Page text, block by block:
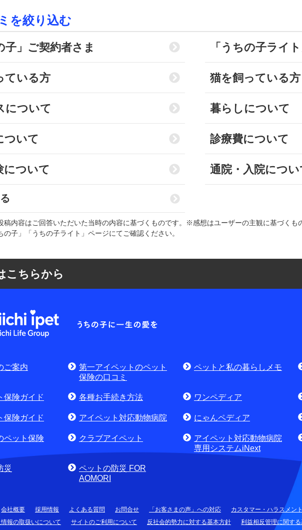
を絞り込む
子」ご契約者さま 「うちの子ライ
ている方 猫を飼っている方
について 暮らしについて
ついて 診療費について
について 通院・入院につい
稿内容はご回答いただいた当時の内容に基づくものです。※感想はユーザーの主観に基づく
の子」「うちの子ライト」ページにてご確認ください。
こちらから
お
(商品に関するお問合せ・資料請求)
お電話でのお問合せはこちら 通
第一ア
ご案内
第一アイペットのペット
保険の口コミ
ペットと私の暮らしメモ
保険ガイド 各種お手続き方法 ワンペディア
保険ガイド アイペット対応動物病院 にゃんペディア
ペット保険 クラブアイペット
アイペット対応動物病院
専用システムiNext
災
ペットの防災 FOR
AOMORI
会社概要 採用情報 よくある質問 お問合せ 「お客さまの声」への対応
カスタマー・ハラスメン
報の取扱いについて サイトのご利用について 反社会的勢力に対する基本方針 利益相反管理に関す